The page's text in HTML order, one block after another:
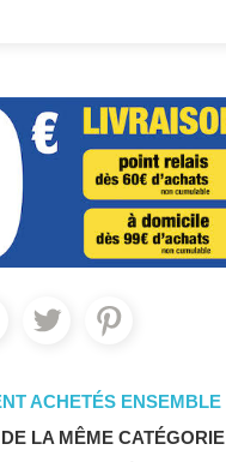
ACHETÉS ENSEMBLE
LA MÊME CATÉGORIE